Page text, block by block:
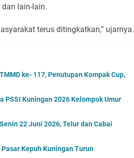
dan lain-lain.
terus ditingkatkan,” ujarnya.
ke- 117, Penutupan Kompak Cup,
PSSI Kuningan 2026 Kelompok Umur
22 Juni 2026, Telur dan Cabai
Kepuh Kuningan Turun